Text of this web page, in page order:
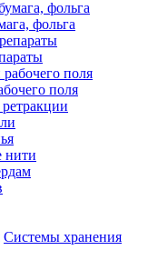
фольга
поля
нити
Системы хранения